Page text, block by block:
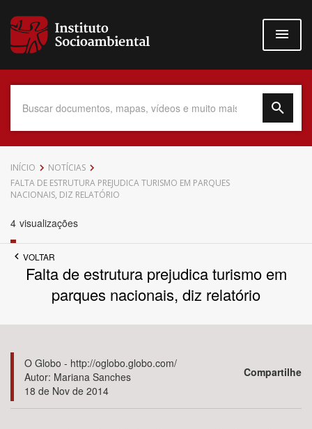
para
conteúdo
Data do Documento
Povo Indígena
Tema
INÍCIO
NOTÍCIAS
FALTA DE ESTRUTURA PREJUDICA TURISMO EM PARQUES
NACIONAIS, DIZ RELATÓRIO
4 visualizações
VOLTAR
Falta de estrutura prejudica turismo em
parques nacionais, diz relatório
O Globo - http://oglobo.globo.com/
Autor: Mariana Sanches
18 de Nov de 2014
Compartilhe